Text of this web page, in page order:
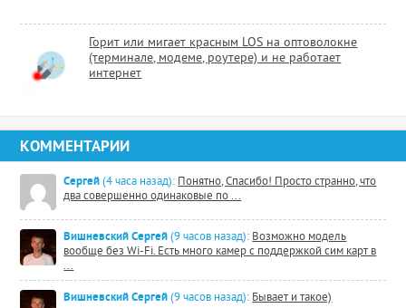
Горит или мигает красным LOS на оптоволокне
(терминале, модеме, роутере) и не работает
интернет
КОММЕНТАРИИ
Сергей (4 часа назад): Понятно, Спасибо! Просто странно, что
два совершенно одинаковые по ...
Вишневский Сергей (9 часов назад): Возможно модель
вообще без Wi-Fi. Есть много камер с поддержкой сим карт в
...
Вишневский Сергей (9 часов назад): Бывает и такое)